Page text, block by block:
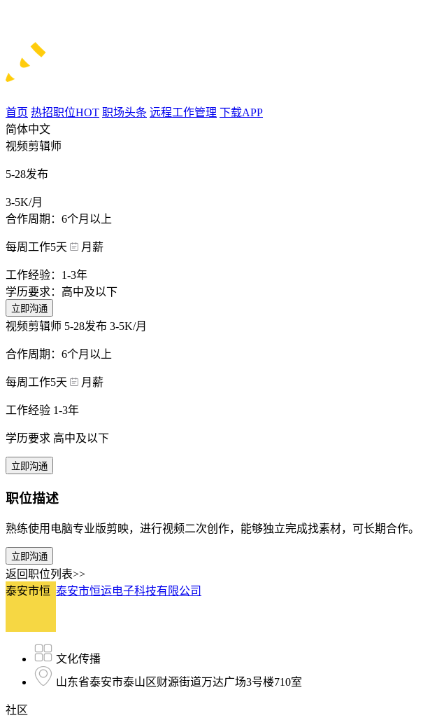
首页 热招职位HOT 职场头条 远程工作管理 下载APP
简体中文
视频剪辑师
5-28发布
3-5K/月
合作周期：6个月以上
每周工作5天 月薪
工作经验：1-3年
学历要求：高中及以下
立即沟通
视频剪辑师 5-28发布 3-5K/月
合作周期：6个月以上
每周工作5天 月薪
工作经验 1-3年
学历要求 高中及以下
立即沟通
职位描述
熟练使用电脑专业版剪映，进行视频二次创作，能够独立完成找素材，可长期合作。
立即沟通
返回职位列表>>
泰安市恒 泰安市恒运电子科技有限公司
文化传播
山东省泰安市泰山区财源街道万达广场3号楼710室
社区